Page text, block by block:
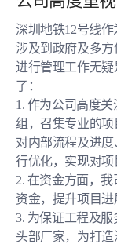
深圳地铁12号线作
涉及到政府及多
进行管理工作无
了：
1. 作为公司高度
组，召集专业的项
对内部流程及进
行优化，实现对项
2. 在资金方面，
资金，提升项目进
3. 为保证工程及
头部厂家，为打